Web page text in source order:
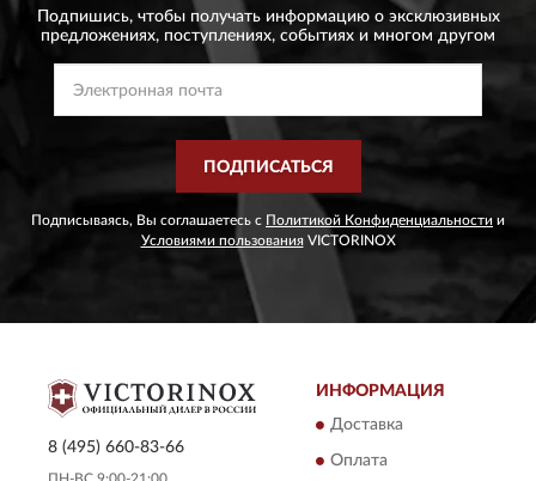
Подпишись, чтобы получать информацию о эксклюзивных
предложениях, поступлениях, событиях и многом другом
ПОДПИСАТЬСЯ
Подписываясь, Вы соглашаетесь с Политикой Конфиденциальности и
Условиями пользованияVICTORINOX
8 (495) 660-83-66
ИНФОРМАЦИЯ
Доставка
Оплата